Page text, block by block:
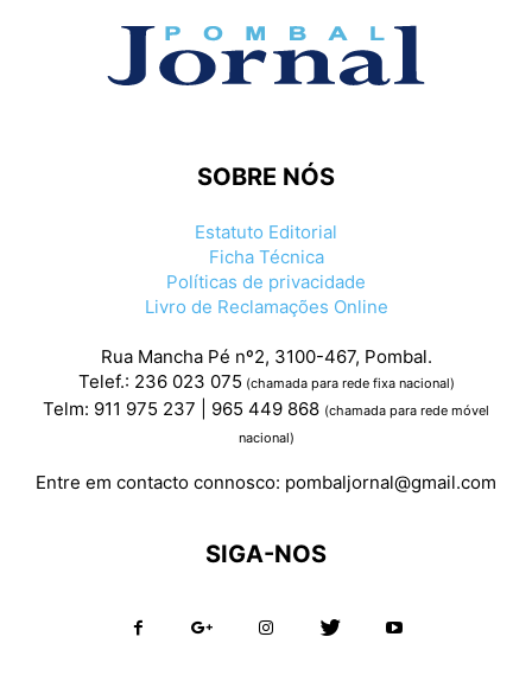
SOBRE NÓS
Estatuto Editorial
Ficha Técnica
Políticas de privacidade
Livro de Reclamações Online
Rua Mancha Pé nº2, 3100-467, Pombal.
Telef.: 236 023 075 (chamada para rede fixa nacional)
Telm: 911 975 237 | 965 449 868 (chamada para rede móvel
nacional)
Entre em contacto connosco: pombaljornal@gmail.com
SIGA-NOS